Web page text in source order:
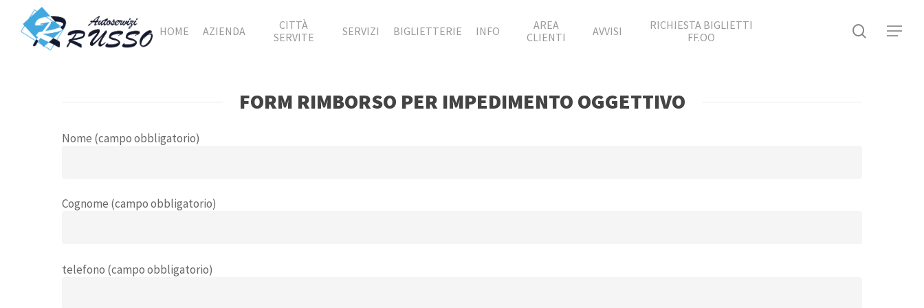
main
HOME AZIENDA
CITTÀ
SERVITE
SERVIZI BIGLIETTERIE INFO
AREA
CLIENTI
AVVISI
RICHIESTA BIGLIETTI
FF.OO
search
Menu
FORM RIMBORSO PER IMPEDIMENTO OGGETTIVO
Nome (campo obbligatorio)
Cognome (campo obbligatorio)
telefono (campo obbligatorio)